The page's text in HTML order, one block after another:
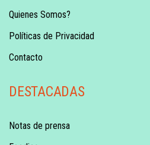
Quienes Somos?
Políticas de Privacidad
Contacto
DESTACADAS
Notas de prensa